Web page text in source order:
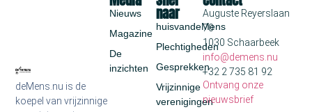
deMens.nu is de
koepel van vrijzinnige
naar
huisvandeMens
Plechtigheden
Gesprekken
Vrijzinnige
verenigingen
Nieuws
Magazine
De
inzichten
Auguste Reyerslaan
70
1030 Schaarbeek
info@demens.nu
+32 2 735 81 92
Ontvang onze
nieuwsbrief